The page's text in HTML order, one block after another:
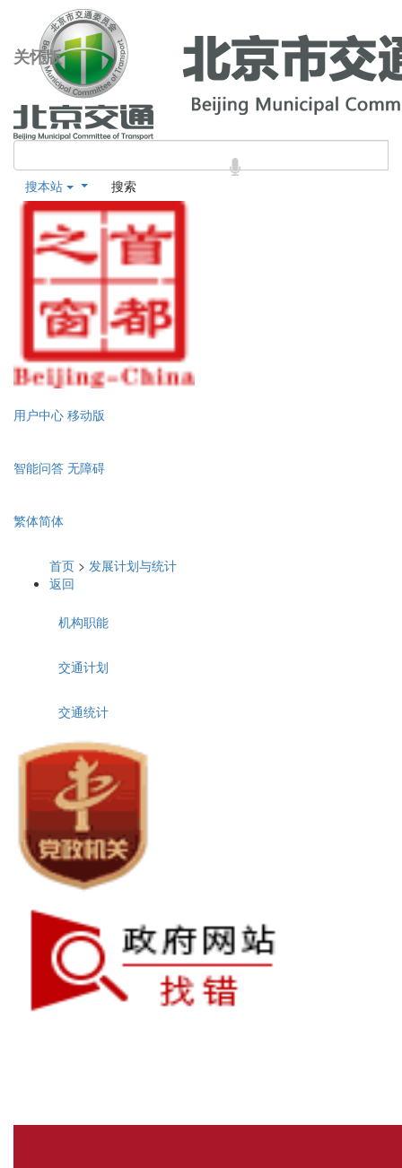
关怀版
搜本站 搜索
用户中心 移动版
智能问答 无障碍
繁体简体
首页 > 发展计划与统计
返回
机构职能
交通计划
交通统计